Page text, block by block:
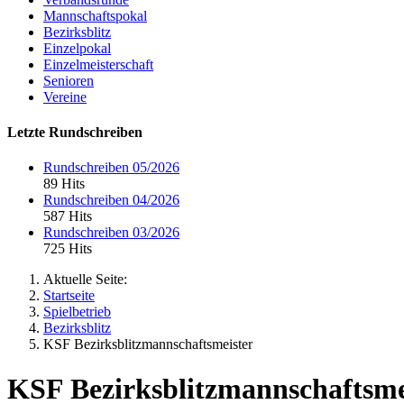
Mannschaftspokal
Bezirksblitz
Einzelpokal
Einzelmeisterschaft
Senioren
Vereine
Letzte Rundschreiben
Rundschreiben 05/2026
89 Hits
Rundschreiben 04/2026
587 Hits
Rundschreiben 03/2026
725 Hits
Aktuelle Seite:
Startseite
Spielbetrieb
Bezirksblitz
KSF Bezirksblitzmannschaftsmeister
KSF